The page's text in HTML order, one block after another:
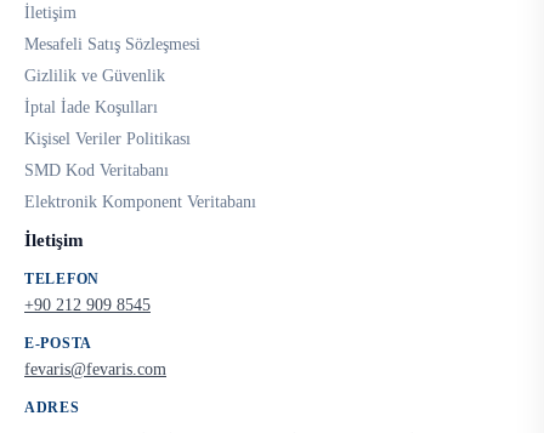
İletişim
Mesafeli Satış Sözleşmesi
Gizlilik ve Güvenlik
İptal İade Koşulları
Kişisel Veriler Politikası
SMD Kod Veritabanı
Elektronik Komponent Veritabanı
İletişim
TELEFON
+90 212 909 8545
E-POSTA
fevaris@fevaris.com
ADRES